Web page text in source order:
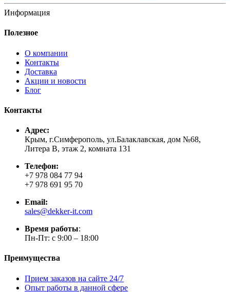
Информация
Полезное
О компании
Контакты
Доставка
Акции и новости
Блог
Контакты
Адрес:
Крым, г.Симферополь, ул.Балаклавская, дом №68,
Литера В, этаж 2, комната 131
Телефон:
+7 978 084 77 94
+7 978 691 95 70
Email:
sales@dekker-it.com
Время работы:
Пн-Пт: с 9:00 – 18:00
Преимущества
Прием заказов на сайте 24/7
Опыт работы в данной сфере